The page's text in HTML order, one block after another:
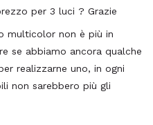
per 3 luci ? Grazie
multicolor non è più in
se abbiamo ancora qualche
realizzarne uno, in ogni
non sarebbero più gli